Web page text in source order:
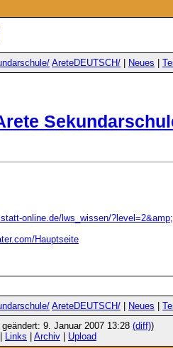
AreteDEUTSCH/ Neues
online.de/lws_wissen/
Hauptseite
AreteDEUTSCH/ Neues
9. Januar 2007 13:28 (diff))
Links Archiv
Upload